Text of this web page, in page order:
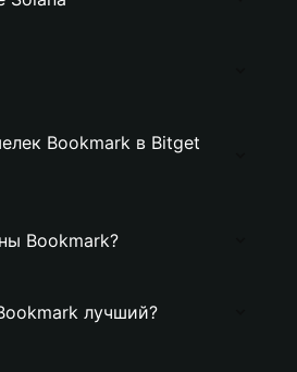
Bookmark в Bitget
Bookmark?
лучший?